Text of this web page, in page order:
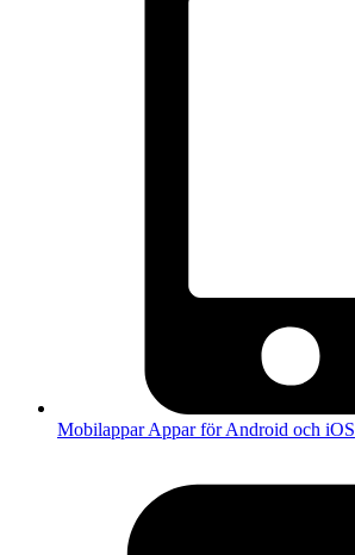
MobilapparAppar för Android och iOS